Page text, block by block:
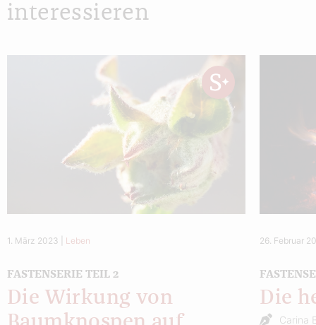
interessieren
1. März 2023 Leben
FASTENSERIE TEIL 2
Die Wirkung von
26. Februar
Die
Carina